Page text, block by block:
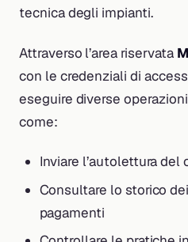
tecnica degli impianti.
Attraverso l’area riservata
con le credenziali di
eseguire diverse
come:
Inviare l’autolettura del
Consultare lo storico
pagamenti